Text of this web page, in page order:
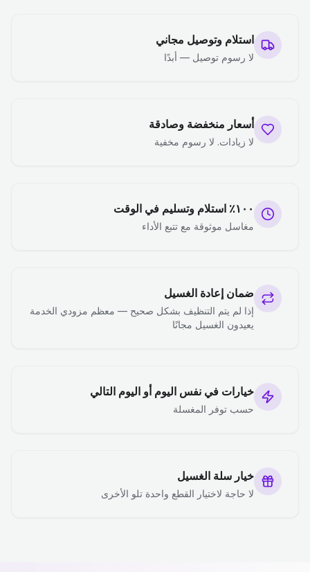
استلام وتوصيل مجاني
لا رسوم توصيل — أبدًا
أسعار منخفضة وصادقة
لا زيادات. لا رسوم مخفية
١٠٠٪ استلام وتسليم في الوقت
مغاسل موثوقة مع تتبع الأداء
ضمان إعادة الغسيل
إذا لم يتم التنظيف بشكل صحيح — معظم مزودي الخدمة
يعيدون الغسيل مجانًا
خيارات في نفس اليوم أو اليوم التالي
حسب توفر المغسلة
خيار سلة الغسيل
لا حاجة لاختيار القطع واحدة تلو الأخرى